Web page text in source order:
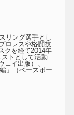
リング選手とし
ロレスや格闘技
クを経て2014年
トとして活動
イ出版）、
』（ベースボー